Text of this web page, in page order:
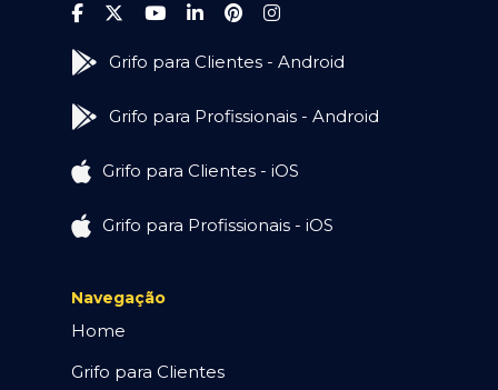
Grifo para Clientes - Android
Grifo para Profissionais - Android
Grifo para Clientes - iOS
Grifo para Profissionais - iOS
Navegação
Home
Grifo para Clientes